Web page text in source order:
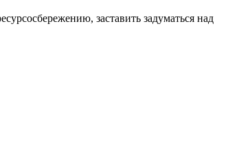
заставить задуматься над